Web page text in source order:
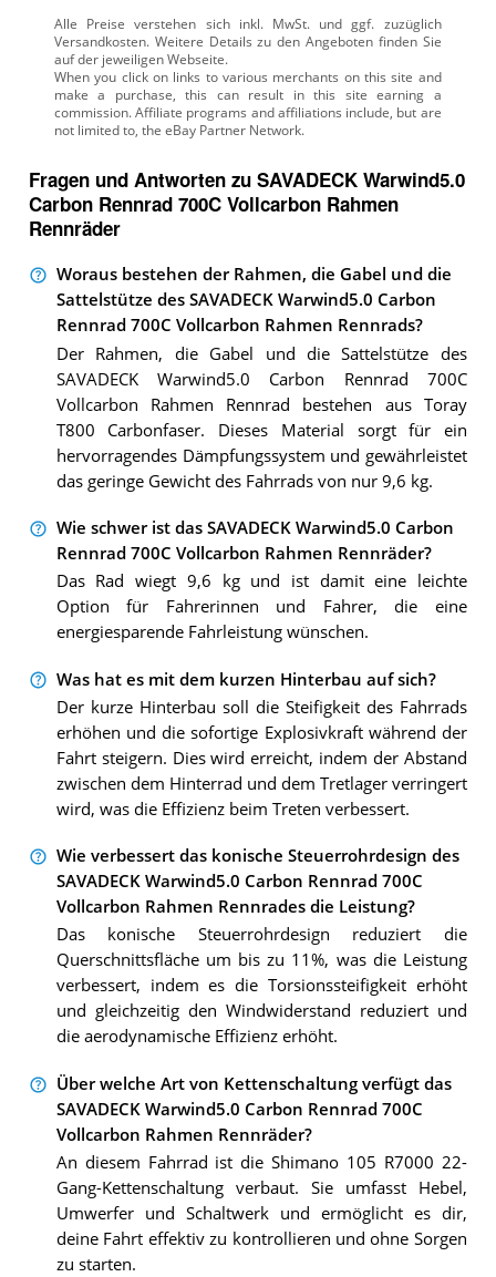
Alle Preise verstehen sich inkl. MwSt. und ggf. zuzüglich
Versandkosten. Weitere Details zu den Angeboten finden Sie
auf der jeweiligen Webseite.
Fragen und Antworten zu SAVADECK Warwind5.0
Carbon Rennrad 700C Vollcarbon Rahmen
Rennräder
Woraus bestehen der Rahmen, die Gabel und die
Sattelstütze des SAVADECK Warwind5.0 Carbon
Rennrad 700C Vollcarbon Rahmen Rennrads?
Der Rahmen, die Gabel und die Sattelstütze des
SAVADECK Warwind5.0 Carbon Rennrad 700C
Vollcarbon Rahmen Rennrad bestehen aus Toray
T800 Carbonfaser. Dieses Material sorgt für ein
hervorragendes Dämpfungssystem und gewährleistet
das geringe Gewicht des Fahrrads von nur 9,6 kg.
Wie schwer ist das SAVADECK Warwind5.0 Carbon
Rennrad 700C Vollcarbon Rahmen Rennräder?
Das Rad wiegt 9,6 kg und ist damit eine leichte
Option für Fahrerinnen und Fahrer, die eine
energiesparende Fahrleistung wünschen.
Was hat es mit dem kurzen Hinterbau auf sich?
Der kurze Hinterbau soll die Steifigkeit des Fahrrads
erhöhen und die sofortige Explosivkraft während der
Fahrt steigern. Dies wird erreicht, indem der Abstand
zwischen dem Hinterrad und dem Tretlager verringert
wird, was die Effizienz beim Treten verbessert.
Wie verbessert das konische Steuerrohrdesign des
SAVADECK Warwind5.0 Carbon Rennrad 700C
Vollcarbon Rahmen Rennrades die Leistung?
Das konische Steuerrohrdesign reduziert die
Querschnittsfläche um bis zu 11%, was die Leistung
verbessert, indem es die Torsionssteifigkeit erhöht
und gleichzeitig den Windwiderstand reduziert und
die aerodynamische Effizienz erhöht.
Über welche Art von Kettenschaltung verfügt das
SAVADECK Warwind5.0 Carbon Rennrad 700C
Vollcarbon Rahmen Rennräder?
An diesem Fahrrad ist die Shimano 105 R7000 22-
Gang-Kettenschaltung verbaut. Sie umfasst Hebel,
Umwerfer und Schaltwerk und ermöglicht es dir,
deine Fahrt effektiv zu kontrollieren und ohne Sorgen
zu starten.